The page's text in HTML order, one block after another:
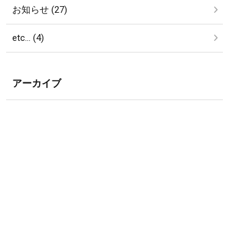
お知らせ (27)
etc… (4)
アーカイブ